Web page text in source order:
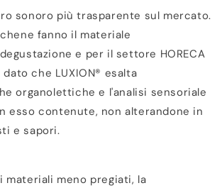
sonoro più trasparente sul mercato.
fanno il materiale
e per il settore HORECA
che LUXION® esalta
organolettiche e l'analisi sensoriale
esso contenute, non alterandone in
e sapori.
materiali meno pregiati, la